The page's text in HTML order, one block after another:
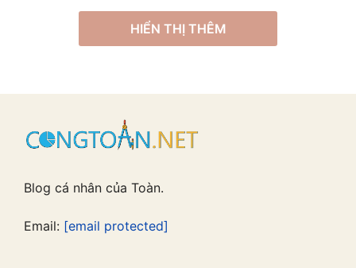
HIỂN THỊ THÊM
Blog cá nhân của Toàn.
Email: [email protected]